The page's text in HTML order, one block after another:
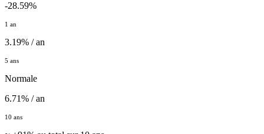
-28.59%
1 an
3.19% / an
5 ans
Normale
6.71% / an
10 ans